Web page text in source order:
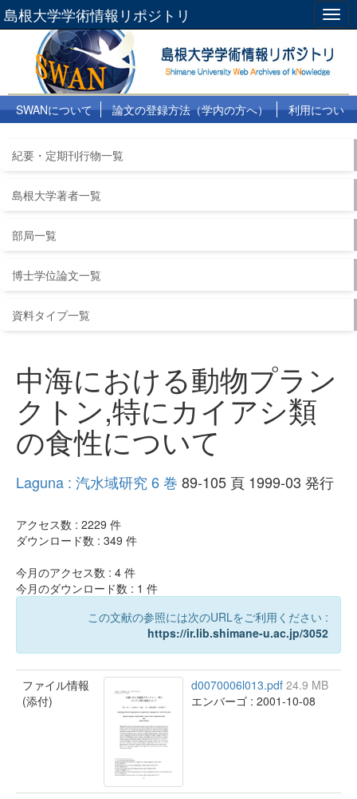
島根大学学術情報リポジトリ
SWANについて 論文の登録方法（学内の方へ）
利用につい
紀要・定期刊行物一覧
島根大学著者一覧
部局一覧
博士学位論文一覧
資料タイプ一覧
中海における動物プラン
クトン,特にカイアシ類
の食性について
Laguna : 汽水域研究 6 巻 89-105 頁 1999-03 発行
アクセス数 : 2229 件
ダウンロード数 : 349 件
今月のアクセス数 : 4 件
今月のダウンロード数 : 1 件
この文献の参照には次のURLをご利用ください :
https://ir.lib.shimane-u.ac.jp/3052
ファイル情報
(添付)
d0070006l013.pdf 24.9 MB
エンバーゴ : 2001-10-08